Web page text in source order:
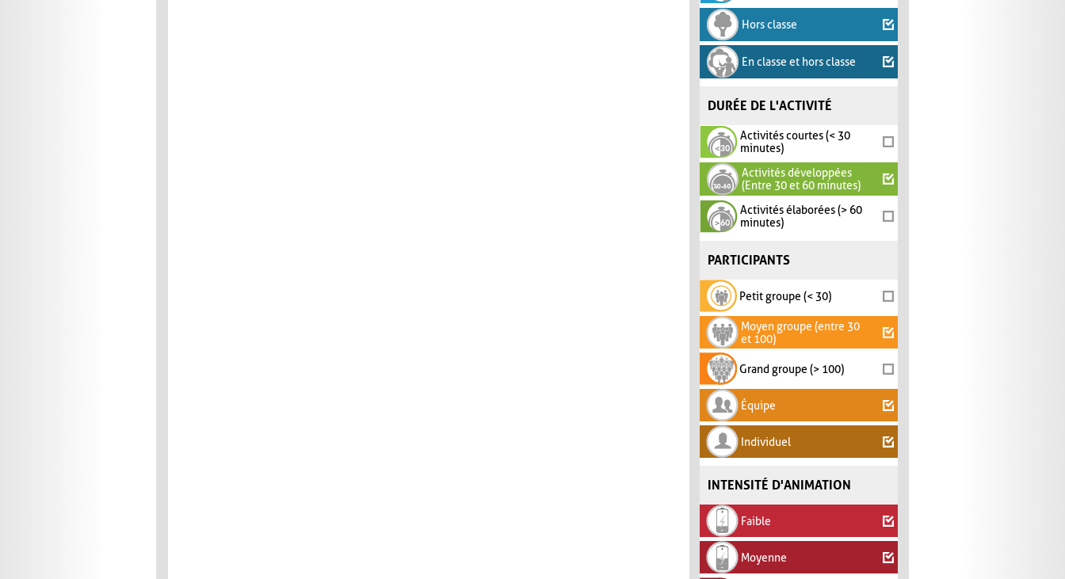
Hors classe
En classe et hors classe
DURÉE DE L'ACTIVITÉ
Activités courtes (< 30
minutes)
Activités développées
(Entre 30 et 60 minutes)
Activités élaborées (> 60
minutes)
PARTICIPANTS
Petit groupe (< 30)
Moyen groupe (entre 30
et 100)
Grand groupe (> 100)
Équipe
Individuel
INTENSITÉ D'ANIMATION
Faible
Moyenne